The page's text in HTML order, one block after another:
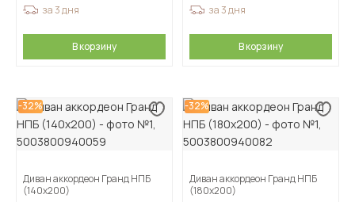
за 3 дня
В корзину
за 3 дня
В корзину
-32%
Диван аккордеон Гранд НПБ
(140х200)
-32%
Диван аккордеон Гранд НПБ
(180х200)